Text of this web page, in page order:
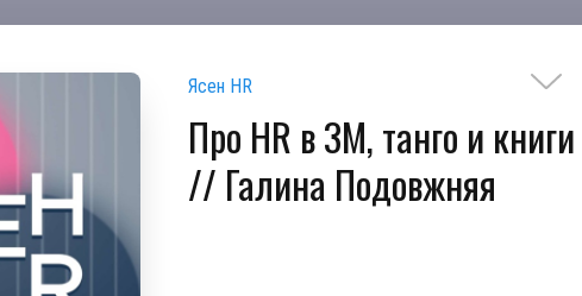
Ясен HR
Про HR в 3М, танго и книги
// Галина Подовжняя